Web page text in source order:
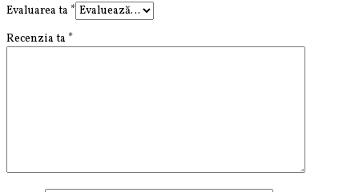
Evaluarea ta *
Recenzia ta *